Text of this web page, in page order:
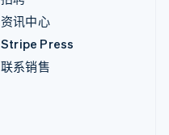
资讯中心
Stripe Press
联系销售